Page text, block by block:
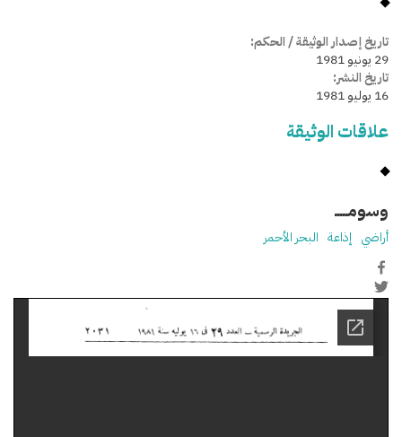
تاريخ إصدار الوثيقة / الحكم:
29 يونيو 1981
تاريخ النشر:
16 يوليو 1981
علاقات الوثيقة
وسومـــــ
أراضي إذاعة البحر الأحمر